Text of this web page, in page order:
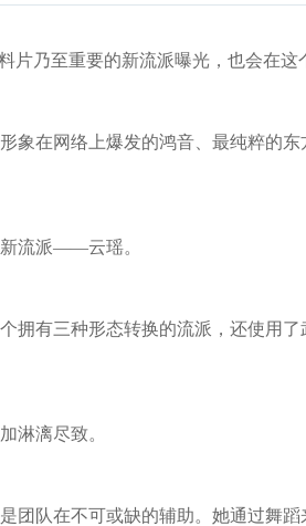
乃至重要的新流派曝光，也会在这
在网络上爆发的鸿音、最纯粹的东
流派——云瑶。
有三种形态转换的流派，还使用了
淋漓尽致。
队在不可或缺的辅助。她通过舞蹈